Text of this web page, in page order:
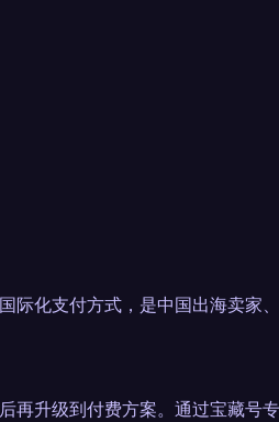
际化支付方式，是中国出海卖家
再升级到付费方案。通过宝藏号